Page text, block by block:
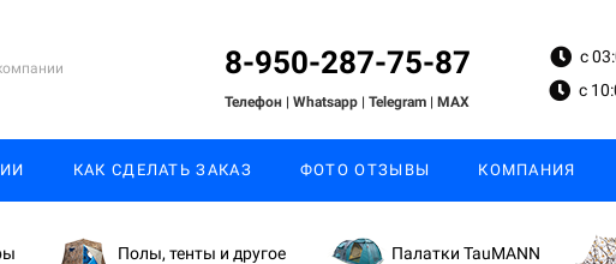
8-950-287-75-87
Телефон | Whatsapp | Telegram | MAX
с
с
КАК СДЕЛАТЬ ЗАКАЗ ФОТО ОТЗЫВЫ КОМПАНИЯ
Полы, тенты и другое Палатки TauMANN